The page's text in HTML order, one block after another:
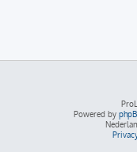
Powered by